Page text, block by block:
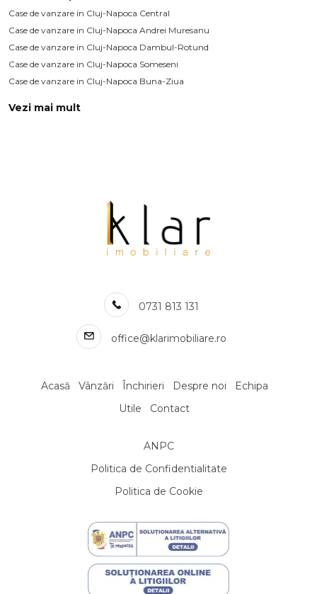
Case de vanzare in Cluj-Napoca Central
Case de vanzare in Cluj-Napoca Andrei Muresanu
Case de vanzare in Cluj-Napoca Dambul-Rotund
Case de vanzare in Cluj-Napoca Someseni
Case de vanzare in Cluj-Napoca Buna-Ziua
Case de vanzare in Cluj-Napoca Marasti
Case de vanzare in Cluj-Napoca
Case de vanzare in Cluj-Napoca Intre Lacuri
Numar de camere case de vanzare
Case de vanzare 2 camere
Case de vanzare 3 camere
Apartamente de vanzare in Cluj-Napoca
Apartamente de vanzare in Cluj-Napoca Central
Apartamente de vanzare in Cluj-Napoca Marasti
Apartamente de vanzare in Cluj-Napoca Zorilor
Apartamente de vanzare in Floresti Florilor
Apartamente de vanzare in Cluj-Napoca Gara
Apartamente de vanzare in Cluj-Napoca Sopor
Vezi mai mult
0731 813 131
office@klarimobiliare.ro
Acasă Vânzări Închirieri Despre noi
Echipa
Utile
Contact
ANPC
Politica de Confidentialitate
Politica de Cookie